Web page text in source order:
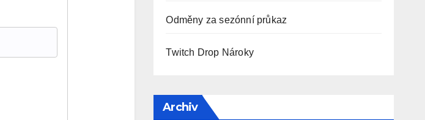
Odměny za sezónní průkaz
Twitch Drop Nároky
Archiv